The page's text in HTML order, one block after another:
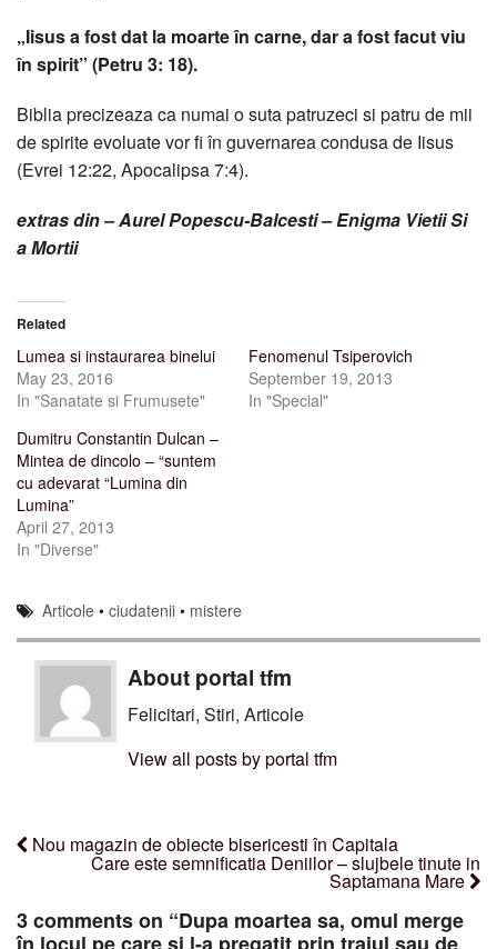
„Iisus a fost dat la moarte în carne, dar a fost facut viu
în spirit” (Petru 3: 18).
Biblia precizeaza ca numai o suta patruzeci si patru de mii
de spirite evoluate vor fi în guvernarea condusa de Iisus
(Evrei 12:22, Apocalipsa 7:4).
extras din – Aurel Popescu-Balcesti – Enigma Vietii Si
a Mortii
Related
Lumea si instaurarea binelui
May 23, 2016
In "Sanatate si Frumusete"
Fenomenul Tsiperovich
September 19, 2013
In "Special"
Dumitru Constantin Dulcan –
Mintea de dincolo – “suntem
cu adevarat “Lumina din
Lumina”
April 27, 2013
In "Diverse"
Articole •ciudatenii • mistere
About portal tfm
Felicitari, Stiri, Articole
View all posts by portal tfm
Nou magazin de obiecte bisericesti în Capitala
Care este semnificatia Deniilor – slujbele tinute in
Saptamana Mare
3 comments on “Dupa moartea sa, omul merge